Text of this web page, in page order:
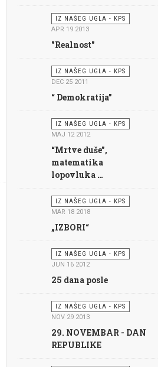
IZ NAŠEG UGLA - KPS
APR 19 2013
"Realnost"
IZ NAŠEG UGLA - KPS
DEC 25 2011
“ Demokratija”
IZ NAŠEG UGLA - KPS
MAJ 12 2012
“Mrtve duše”,
matematika
lopovluka …
IZ NAŠEG UGLA - KPS
MAR 18 2018
„IZBORI“
IZ NAŠEG UGLA - KPS
JUN 16 2012
25 dana posle
IZ NAŠEG UGLA - KPS
NOV 29 2013
29. NOVEMBAR - DAN
REPUBLIKE